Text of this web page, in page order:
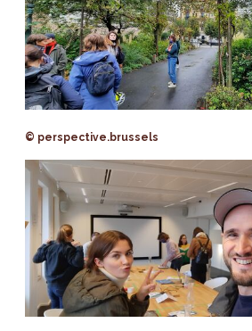
© perspective.brussels